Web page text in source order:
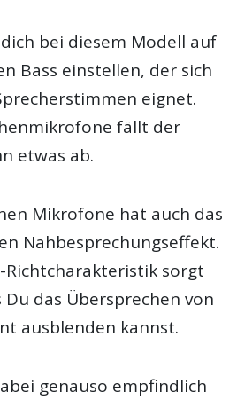
bei diesem Modell auf
Bass einstellen, der sich
eignet.
fällt der
etwas ab.
Mikrofone hat auch das
Nahbesprechungseffekt.
Richtcharakteristik sorgt
das Übersprechen von
ausblenden kannst.
genauso empfindlich